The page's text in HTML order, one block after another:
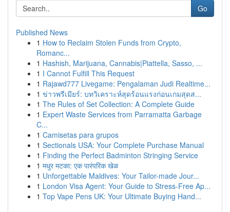
Go
Published News
1 How to Reclaim Stolen Funds from Crypto,
Romanc...
1 Hashish, Marijuana, Cannabis|Piattella, Sasso, ...
1 I Cannot Fulfill This Request
1 Rajawd777 Livegame: Pengalaman Judi Realtime...
1 ข่าวพรีเมียร์: บทวิเคราะห์สุดร้อนแรงก่อนเกมสุดส...
1 The Rules of Set Collection: A Complete Guide
1 Expert Waste Services from Parramatta Garbage
C...
1 Camisetas para grupos
1 Sectionals USA: Your Complete Purchase Manual
1 Finding the Perfect Badminton Stringing Service
1 मधुर मटका: एक पारंपरिक खेळ
1 Unforgettable Maldives: Your Tailor-made Jour...
1 London Visa Agent: Your Guide to Stress-Free Ap...
1 Top Vape Pens UK: Your Ultimate Buying Hand...